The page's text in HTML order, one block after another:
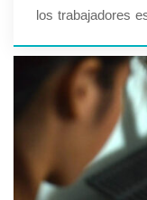
los trabajadores